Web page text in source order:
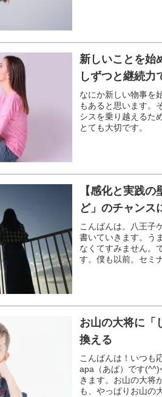
新しいことを始
しずつと継続力
なにか新しい物事を
もあると思います。
シスを乗り越えるた
とても大切です。
【感化と実践
ど」のチャンス
こんばんは。八王子
書いていきます。う
なくてすみません。
す。僕も以前。セミ
お山の大将に「
換える
こんばんは！いつも
apa（あぱ）です
きます。お山の大将
も、やっぱりお山の